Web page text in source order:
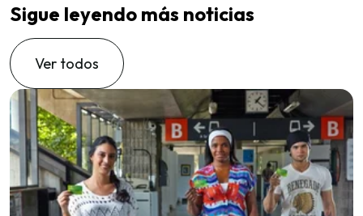
Sigue leyendo más noticias
Ver todos